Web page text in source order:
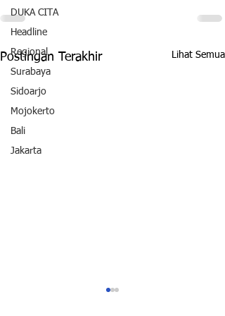
DUKA CITA
Headline
Regional
Surabaya
Sidoarjo
Mojokerto
Bali
Jakarta
Postingan Terakhir Lihat Semua